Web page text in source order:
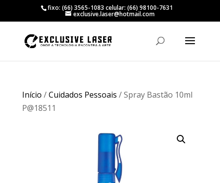
fixo: (66) 3565-1083 celular: (66) 98100-7631
exclusive.laser@hotmail.com
Início /Cuidados Pessoais / Spray Bastão 10ml
P@18511